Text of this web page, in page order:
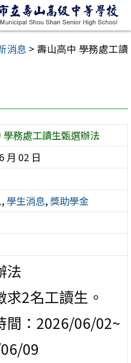
消息 > 壽山高中 學務處工讀
學務處工讀生甄選辦法
月 02 日
, 學生消息, 獎助學金
法
求2名工讀生。
間：2026/06/02~
09